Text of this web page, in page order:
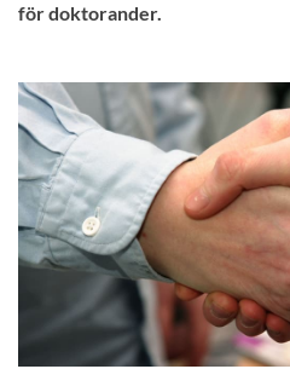
för doktorander.